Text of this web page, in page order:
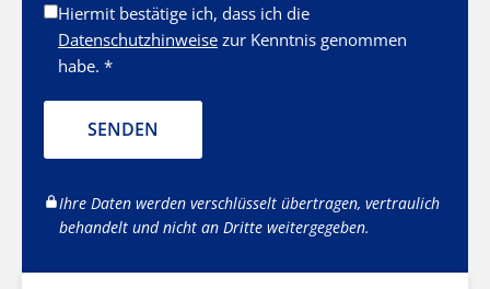
Hiermit bestätige ich, dass ich die
Datenschutzhinweise zur Kenntnis genommen
habe. *
SENDEN
Ihre Daten werden verschlüsselt übertragen, vertraulich
behandelt und nicht an Dritte weitergegeben.